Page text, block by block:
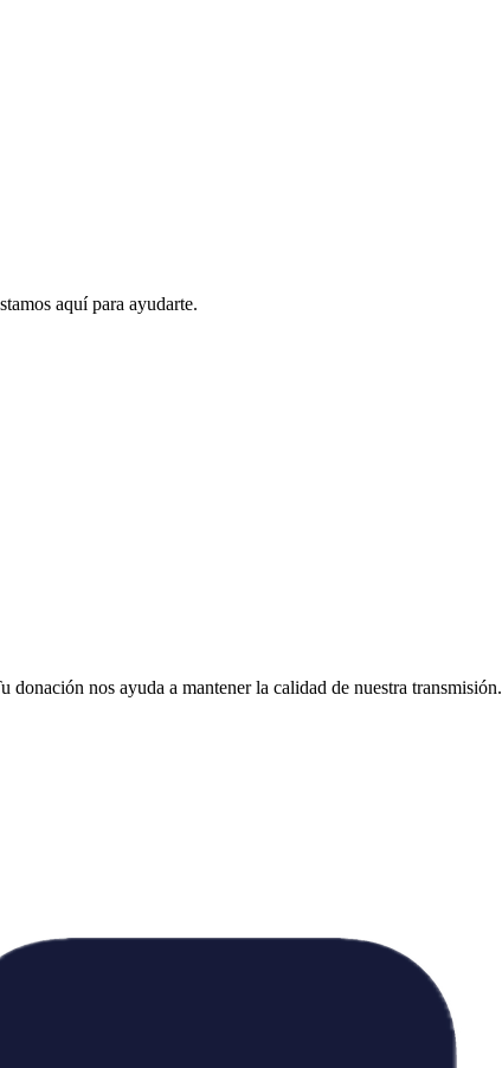
aquí para ayudarte.
nos ayuda a mantener la calidad de nuestra transmisión.